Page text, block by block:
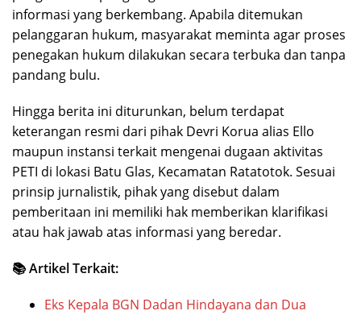
informasi yang berkembang. Apabila ditemukan
pelanggaran hukum, masyarakat meminta agar proses
penegakan hukum dilakukan secara terbuka dan tanpa
pandang bulu.
Hingga berita ini diturunkan, belum terdapat
keterangan resmi dari pihak Devri Korua alias Ello
maupun instansi terkait mengenai dugaan aktivitas
PETI di lokasi Batu Glas, Kecamatan Ratatotok. Sesuai
prinsip jurnalistik, pihak yang disebut dalam
pemberitaan ini memiliki hak memberikan klarifikasi
atau hak jawab atas informasi yang beredar.
📚 Artikel Terkait:
Eks Kepala BGN Dadan Hindayana dan Dua